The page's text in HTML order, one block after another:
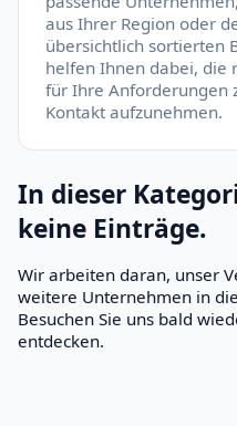
aus Ihrer Region oder
übersichtlich sortierten
helfen Ihnen dabei, die
für Ihre Anforderungen
Kontakt aufzunehmen.
In dieser
keine Einträge.
Wir arbeiten daran, unser
weitere Unternehmen in
Besuchen Sie uns bald
entdecken.